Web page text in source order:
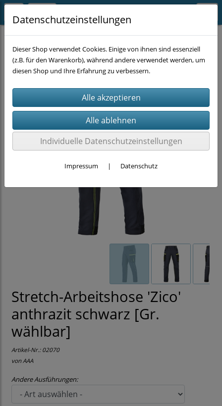
ARBEITSKLEIDUNG Hosen
Stretch-Arbeitshose 'Zico'
anthrazit schwarz [Gr.
wählbar]
Artikel-Nr.:02070
von AAA
Andere Ausführungen:
Datenschutzeinstellungen
Dieser Shop verwendet Cookies. Einige von ihnen sind essenziell
(z.B. für den Warenkorb), während andere verwendet werden, um
diesen Shop und Ihre Erfahrung zu verbessern.
Individuelle Datenschutzeinstellungen
Impressum | Datenschutz